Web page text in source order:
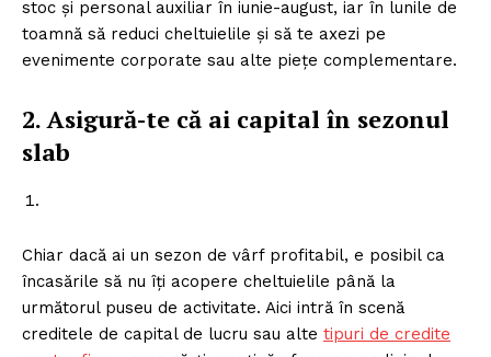
stoc și personal auxiliar în iunie-august, iar în lunile de
toamnă să reduci cheltuielile și să te axezi pe
evenimente corporate sau alte piețe complementare.
2. Asigură-te că ai capital în sezonul
slab
Chiar dacă ai un sezon de vârf profitabil, e posibil ca
încasările să nu îți acopere cheltuielile până la
următorul puseu de activitate. Aici intră în scenă
creditele de capital de lucru sau alte tipuri de credite